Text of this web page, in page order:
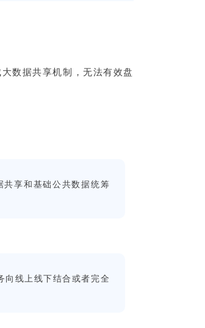
数据共享机制，无法有效盘
享和基础公共数据统筹
向线上线下结合或者完全